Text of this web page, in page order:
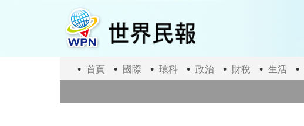
首頁 國際 環科 政治 財稅 生活